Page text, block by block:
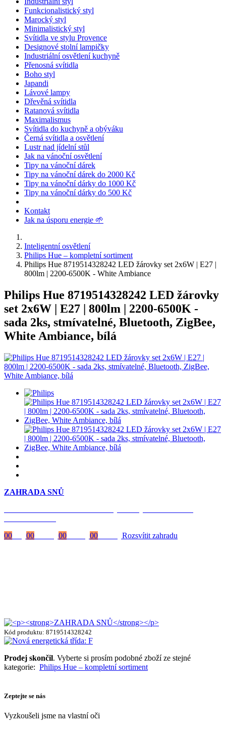
Funkcionalistický styl
Marocký styl
Minimalistický styl
Svítidla ve stylu Provence
Designové stolní lampičky
Industriální osvětlení kuchyně
Přenosná svítidla
Boho styl
Japandi
Lávové lampy
Dřevěná svítidla
Ratanová svítidla
Maximalismus
Svítidla do kuchyně a obýváku
Černá svítidla a osvětlení
Lustr nad jídelní stůl
Jak na vánoční osvětlení
Tipy na vánoční dárek
Tipy na vánoční dárek do 2000 Kč
Tipy na vánoční dárky do 1000 Kč
Tipy na vánoční dárky do 500 Kč
Kontakt
Jak na úsporu energie 🌱
Inteligentní osvětlení
Philips Hue – kompletní sortiment
Philips Hue 8719514328242 LED žárovky set 2x6W | E27 |
800lm | 2200-6500K - White Ambiance
Philips Hue 8719514328242 LED žárovky
set 2x6W | E27 | 800lm | 2200-6500K -
sada 2ks, stmívatelné, Bluetooth, ZigBee,
White Ambiance, bílá
ZAHRADA SNŮ
00
00 00 00 Rozsvítit zahradu
Kód produktu: 8719514328242
Prodej skončil. Vyberte si prosím podobné zboží ze stejné
kategorie: Philips Hue – kompletní sortiment
Zeptejte se nás
Vyzkoušeli jsme na vlastní oči